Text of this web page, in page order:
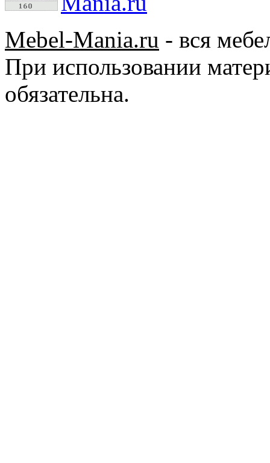
Mebel-Mania.ru - вся
При использовании
обязательна.